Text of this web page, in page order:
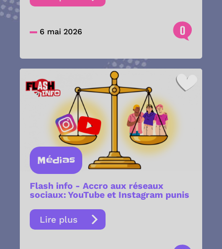
6 mai 2026 0
Médias
Flash info - Accro aux réseaux
sociaux: YouTube et Instagram punis
Lire plus